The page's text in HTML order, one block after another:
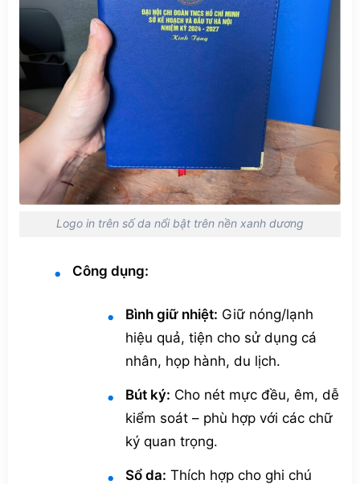
Logo in trên số da nổi bật trên nền xanh dương
Công dụng:
Bình giữ nhiệt: Giữ nóng/lạnh
hiệu quả, tiện cho sử dụng cá
nhân, họp hành, du lịch.
Bút ký: Cho nét mực đều, êm, dễ
kiểm soát – phù hợp với các chữ
ký quan trọng.
Sổ da: Thích hợp cho ghi chú